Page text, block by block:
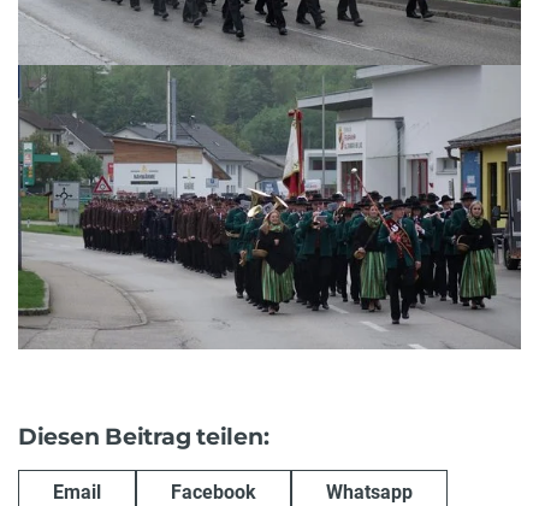
Diesen Beitrag teilen:
Email Facebook Whatsapp